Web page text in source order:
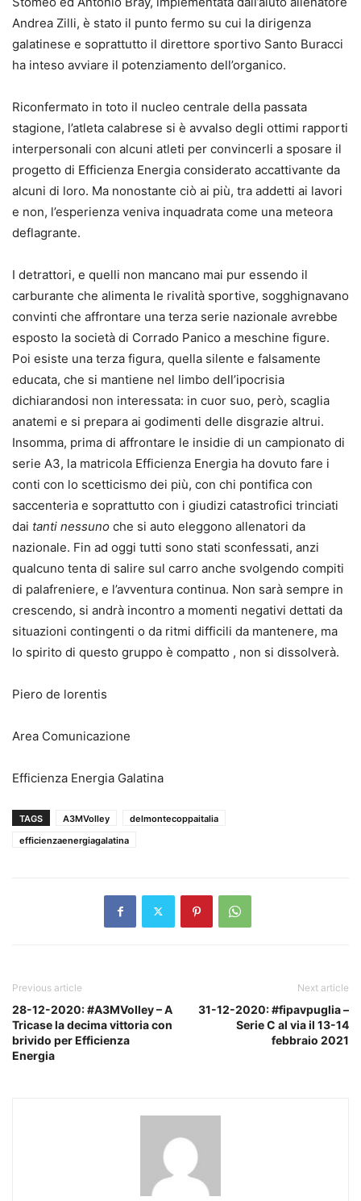
Andrea Zilli, è stato il punto fermo su cui la dirigenza
galatinese e soprattutto il direttore sportivo Santo Buracci
ha inteso avviare il potenziamento dell’organico.
Riconfermato in toto il nucleo centrale della passata
stagione, l’atleta calabrese si è avvalso degli ottimi rapporti
interpersonali con alcuni atleti per convincerli a sposare il
progetto di Efficienza Energia considerato accattivante da
alcuni di loro. Ma nonostante ciò ai più, tra addetti ai lavori
e non, l’esperienza veniva inquadrata come una meteora
deflagrante.
I detrattori, e quelli non mancano mai pur essendo il
carburante che alimenta le rivalità sportive, sogghignavano
convinti che affrontare una terza serie nazionale avrebbe
esposto la società di Corrado Panico a meschine figure.
Poi esiste una terza figura, quella silente e falsamente
educata, che si mantiene nel limbo dell’ipocrisia
dichiarandosi non interessata: in cuor suo, però, scaglia
anatemi e si prepara ai godimenti delle disgrazie altrui.
Insomma, prima di affrontare le insidie di un campionato di
serie A3, la matricola Efficienza Energia ha dovuto fare i
conti con lo scetticismo dei più, con chi pontifica con
saccenteria e soprattutto con i giudizi catastrofici trinciati
dai tanti nessuno che si auto eleggono allenatori da
nazionale. Fin ad oggi tutti sono stati sconfessati, anzi
qualcuno tenta di salire sul carro anche svolgendo compiti
di palafreniere, e l’avventura continua. Non sarà sempre in
crescendo, si andrà incontro a momenti negativi dettati da
situazioni contingenti o da ritmi difficili da mantenere, ma
lo spirito di questo gruppo è compatto , non si dissolverà.
Piero de lorentis
Area Comunicazione
Efficienza Energia Galatina
TAGS A3MVolley
delmontecoppaitalia
efficienzaenergiagalatina
Previous article
28-12-2020: #A3MVolley – A
Tricase la decima vittoria con
brivido per Efficienza
Energia
Next article
31-12-2020: #fipavpuglia –
Serie C al via il 13-14
febbraio 2021